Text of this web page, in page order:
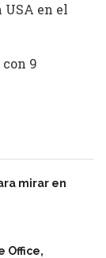
USA en el
9
mirar en
Office,